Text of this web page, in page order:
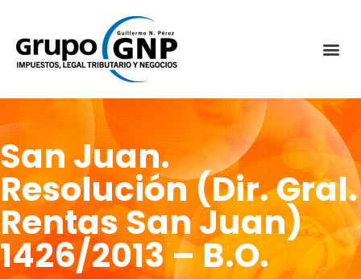
San Juan.
Resolución (Dir. Gral.
Rentas San Juan)
1426/2013 – B.O.